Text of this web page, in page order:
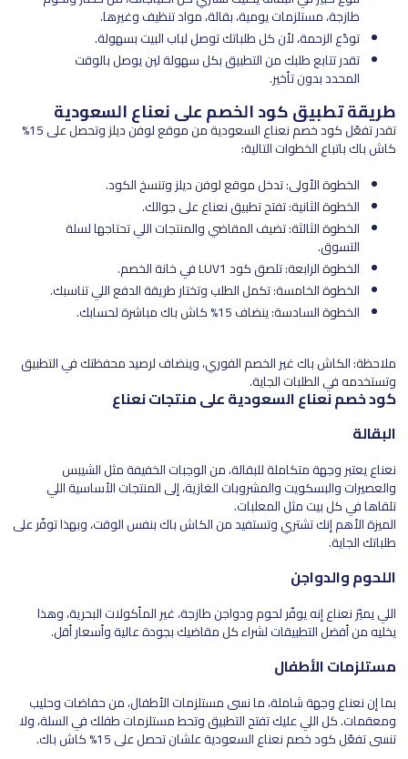
طازجة، مستلزمات يومية، بقالة، مواد تنظيف وغيرها.
تودّع الزحمة، لأن كل طلباتك توصل لباب البيت بسهولة.
تقدر تتابع طلبك من التطبيق بكل سهولة لين يوصل بالوقت
المحدد بدون تأخير.
طريقة تطبيق كود الخصم على نعناع السعودية
تقدر تفعّل كود خصم نعناع السعودية من موقع لوفن ديلز وتحصل على 15%
كاش باك باتباع الخطوات التالية:
الخطوة الأولى: تدخل موقع لوفن ديلز وتنسخ الكود.
الخطوة الثانية: تفتح تطبيق نعناع على جوالك.
الخطوة الثالثة: تضيف المقاضي والمنتجات اللي تحتاجها لسلة
التسوق.
الخطوة الرابعة: تلصق كود LUV1 في خانة الخصم.
الخطوة الخامسة: تكمل الطلب وتختار طريقة الدفع اللي تناسبك.
الخطوة السادسة: ينضاف 15% كاش باك مباشرة لحسابك.
ملاحظة: الكاش باك غير الخصم الفوري، وينضاف لرصيد محفظتك في التطبيق
وتستخدمه في الطلبات الجاية.
كود خصم نعناع السعودية على منتجات نعناع
البقالة
نعناع يعتبر وجهة متكاملة للبقالة، من الوجبات الخفيفة مثل الشيبس
والعصيرات والبسكويت والمشروبات الغازية، إلى المنتجات الأساسية اللي
تلقاها في كل بيت مثل المعلبات.
الميزة الأهم إنك تشتري وتستفيد من الكاش باك بنفس الوقت، وبهذا توفّر على
طلباتك الجاية.
اللحوم والدواجن
اللي يميّز نعناع إنه يوفّر لحوم ودواجن طازجة، غير المأكولات البحرية، وهذا
يخليه من أفضل التطبيقات لشراء كل مقاضيك بجودة عالية وأسعار أقل.
مستلزمات الأطفال
بما إن نعناع وجهة شاملة، ما نسى مستلزمات الأطفال، من حفاضات وحليب
ومعقمات. كل اللي عليك تفتح التطبيق وتحط مستلزمات طفلك في السلة، ولا
تنسى تفعّل كود خصم نعناع السعودية علشان تحصل على 15% كاش باك.